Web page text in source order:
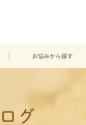
お悩みから探す
美容皮膚科
グ